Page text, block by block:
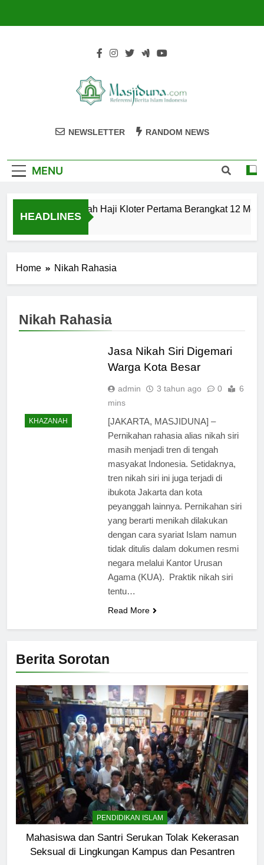
Masjiduna
NEWSLETTER RANDOM NEWS
MENU
HEADLINES
Calon Jemaah Haji Kloter Pertama Berangkat 12 Mei,
Home Nikah Rahasia
Berita Sorotan
PENDIDIKAN ISLAM
Mahasiswa dan Santri Serukan Tolak Kekerasan
Seksual di Lingkungan Kampus dan Pesantren
Nikah Rahasia
KHAZANAH
Jasa Nikah Siri Digemari
Warga Kota Besar
admin 3 tahun ago 0
6
mins
[JAKARTA, MASJIDUNA] –
Pernikahan rahasia alias nikah siri
masih menjadi tren di tengah
masyakat Indonesia. Setidaknya,
tren nikah siri ini juga terjadi di
ibukota Jakarta dan kota
peyanggah lainnya. Pernikahan siri
yang berarti menikah dilakukan
dengan cara syariat Islam namun
tidak ditulis dalam dokumen resmi
negara melalui Kantor Urusan
Agama (KUA). Praktik nikah siri
tentu…
Read More